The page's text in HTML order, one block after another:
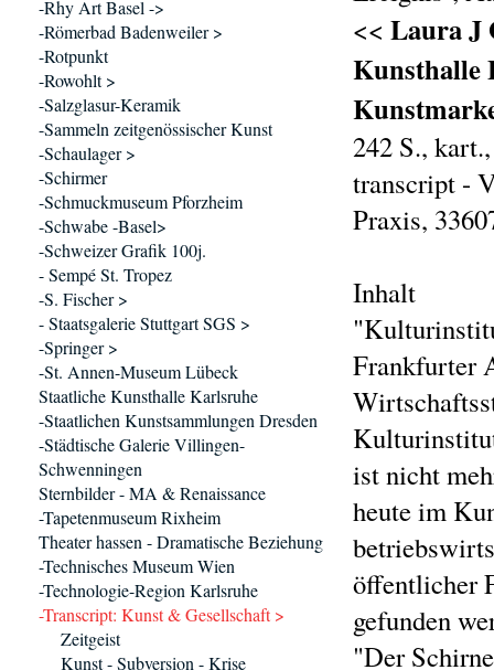
<< Laura J
Kunsthalle
242 S.,
transcript -
Praxis,
Inhalt
Frankfurter
ist nicht
heute im
öffentlicher
gefunden
"Der
-Rhy Art Basel ->
-Römerbad Badenweiler >
-Rotpunkt
-Rowohlt >
-Salzglasur-Keramik
-Sammeln zeitgenössischer Kunst
-Schaulager >
-Schirmer
-Schmuckmuseum Pforzheim
-Schwabe -Basel>
-Schweizer Grafik 100j.
- Sempé St. Tropez
-S. Fischer >
- Staatsgalerie Stuttgart SGS >
-Springer >
-St. Annen-Museum Lübeck
Staatliche Kunsthalle Karlsruhe
-Staatlichen Kunstsammlungen Dresden
-Städtische Galerie Villingen-
Schwenningen
Sternbilder - MA & Renaissance
-Tapetenmuseum Rixheim
Theater hassen - Dramatische Beziehung
-Technisches Museum Wien
-Technologie-Region Karlsruhe
-Transcript: Kunst & Gesellschaft >
Zeitgeist
Kunst - Subversion - Krise